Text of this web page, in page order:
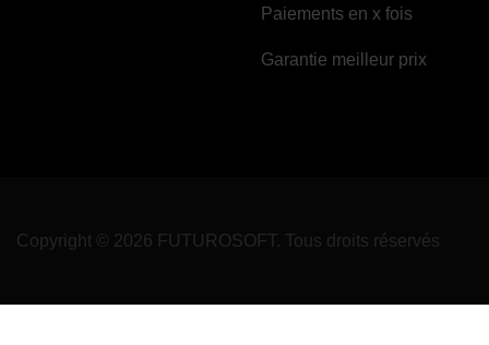
Paiements en x fois
Garantie meilleur prix
Copyright © 2026 FUTUROSOFT. Tous droits réservés